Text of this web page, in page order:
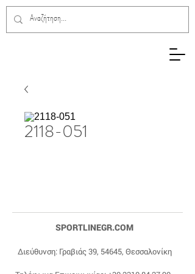
2118-051
SPORTLINEGR.COM
Διεύθυνση: Γραβιάς 39, 54645, Θεσσαλονίκη